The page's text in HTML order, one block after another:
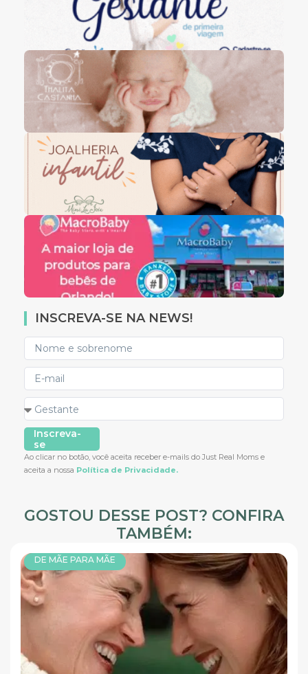
INSCREVA-SE NA NEWS!
Inscreva-
se
Ao clicar no botão, você aceita receber e-mails do Just Real Moms e
aceita a nossa Política de Privacidade.
GOSTOU DESSE POST? CONFIRA
TAMBÉM:
DE MÃE PARA MÃE